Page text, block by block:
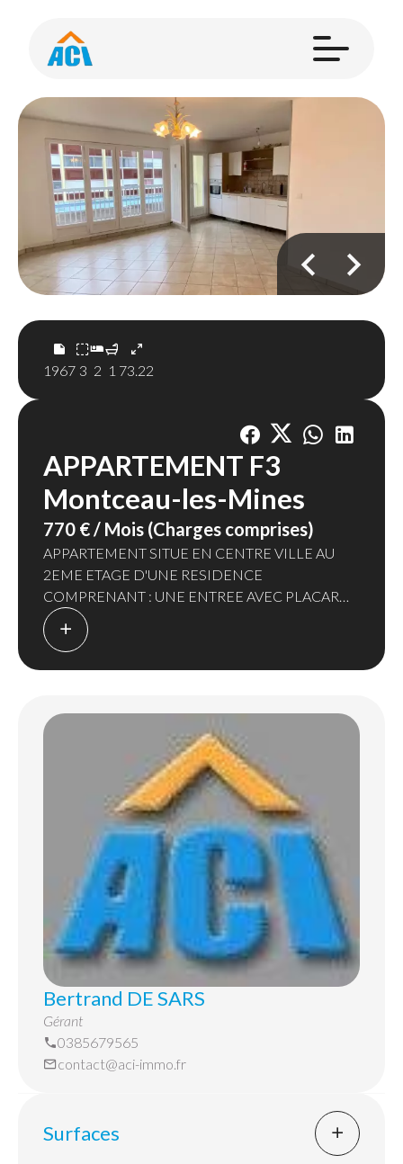
1967 3 2 1 73.22
APPARTEMENT F3
Montceau-les-Mines
770 € / Mois (Charges comprises)
APPARTEMENT SITUE EN CENTRE VILLE AU
2EME ETAGE D'UNE RESIDENCE
COMPRENANT : UNE ENTREE AVEC PLACARD,
UNE CUISINE MEUBLEE ET EQUIPEE
(PLAQUE,FOUR,HOTTE ET LAVE-VAISSELLE)
PLACE DE PARKING AU SOUS SOL.
CHAUFFAGE COLLECTIF URBAIN
LA PROVISION MENSUELLE COMPREND
L'ENTRETIEN DES COMMUNS DE L'IMMEUBLE,
L'EAU CHAUDE, L'EAU FROIDRE ET LE
CHAUFFAGE.
Bertrand DE SARS
Gérant
0385679565
contact@aci-immo.fr
Surfaces